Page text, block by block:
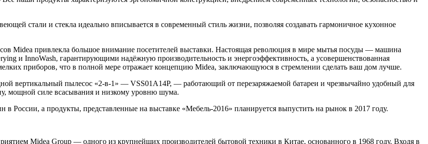
стали и стекла идеально вписывается в современный стиль жизни, позволяя создавать гармоничное кухонное
Midea привлекла большое внимание посетителей выставки. Настоящая революция в мире мытья посуды — машина
и InnoWash, гарантирующими надёжную производительность и энергоэффективность, а усовершенствованная
приборов, что в полной мере отражает концепцию Midea, заключающуюся в стремлении сделать ваш дом лучше.
вертикальный пылесос «2-в-1» — VSS01A14P, — работающий от перезаряжаемой батареи и чрезвычайно удобный для
мощной силе всасывания и низкому уровню шума.
России, а продукты, представленные на выставке «Мебель-2016» планируется выпустить на рынок в 2017 году.
Midea Group — одного из крупнейших производителей бытовой техники в Китае, основанного в 1968 году. Входя в